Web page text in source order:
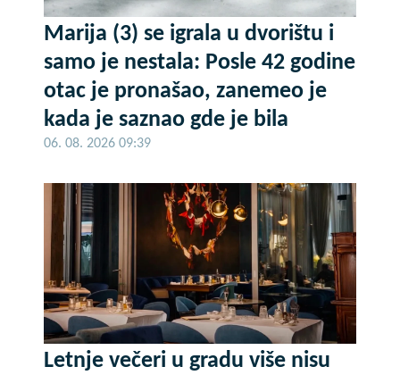
Marija (3) se igrala u dvorištu i
samo je nestala: Posle 42 godine
otac je pronašao, zanemeo je
kada je saznao gde je bila
06. 08. 2026 09:39
Letnje večeri u gradu više nisu